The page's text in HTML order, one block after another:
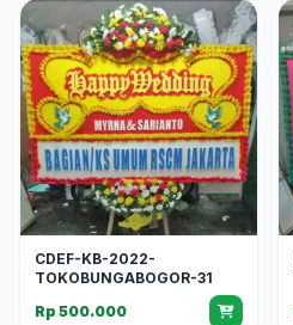
CDEF-KB-2022-
TOKOBUNGABOGOR-31
Rp 500.000